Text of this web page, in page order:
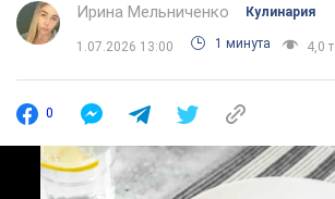
Ирина Мельниченко Кулинария
1.07.2026 13:00 1 минута 4,0 т.
0